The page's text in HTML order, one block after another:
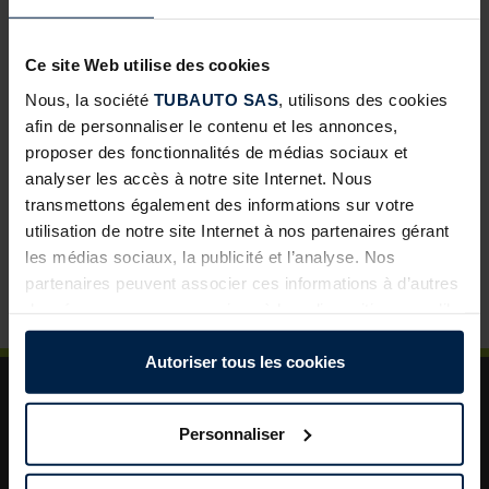
Ce site Web utilise des cookies
Nous, la société TUBAUTO SAS , utilisons des cookies
afin de personnaliser le contenu et les annonces,
proposer des fonctionnalités de médias sociaux et
analyser les accès à notre site Internet. Nous
transmettons également des informations sur votre
utilisation de notre site Internet à nos partenaires gérant
les médias sociaux, la publicité et l’analyse. Nos
partenaires peuvent associer ces informations à d’autres
ont collectées dans le cadre de votre utilisation des
Légalement, nous pouvons stocker des cookies sur votre
fonctionnement de ce site. Pour tous les autres types de
cookies, nous avons besoin de votre autorisation. Vous
Autoriser tous les cookies
Personnaliser
développement pour les négoces
Abris de jardin avec toit lounge : une solution à forte
valeur ajoutée pour vos clients
Porte de garage sectionnelle : un incontournable pour
développer vos ventes
La porte de garage : un levier de valorisation pour vos
projets clients
Plus de sécurité dans le jardin : un aménagement